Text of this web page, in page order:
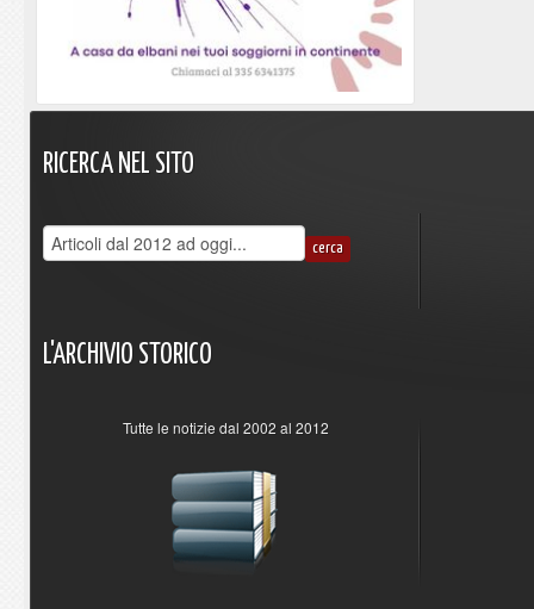
RICERCA NEL SITO
L'ARCHIVIO STORICO
Tutte le notizie dal 2002 al 2012